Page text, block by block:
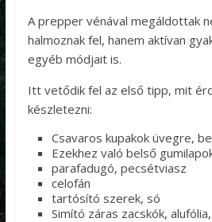
A prepper vénával megáldottak
halmoznak fel, hanem aktívan
egyéb módjait is.
Itt vetődik fel az első tipp, mit
készletezni:
Csavaros kupakok üvegre,
Ezekhez való belső
parafadugó, pecsétviasz
celofán
tartósító szerek, só
Simító záras zacskók,